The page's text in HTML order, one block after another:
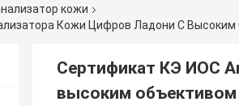
кожи
Кожи Цифров Ладони С
Сертификат КЭ ИОС
высоким